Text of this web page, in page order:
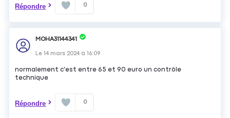
Répondre 0
MOHA31144341
Le14 mars 2024 à16:09
normalement c'est entre 65 et 90 euro un contrôle
technique
Répondre 0